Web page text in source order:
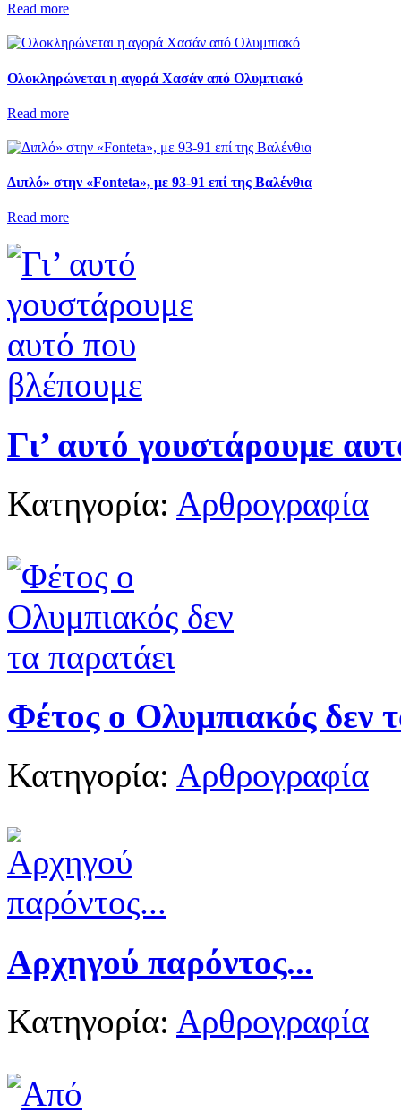
Read more
Ολοκληρώνεται η αγορά Χασάν από Ολυμπιακό
Read more
Διπλό» στην «Fonteta», με 93-91 επί της Βαλένθια
Read more
Γι’ αυτό γουστάρουμε
Κατηγορία: Αρθρογραφία
Φέτος ο Ολυμπιακός δεν
Κατηγορία: Αρθρογραφία
Αρχηγού παρόντος...
Κατηγορία: Αρθρογραφία